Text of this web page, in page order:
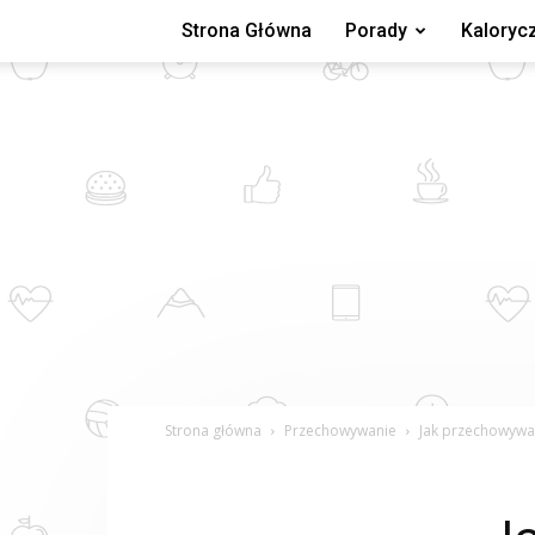
Strona Główna Porady
Strona główna Przechowywanie Jak